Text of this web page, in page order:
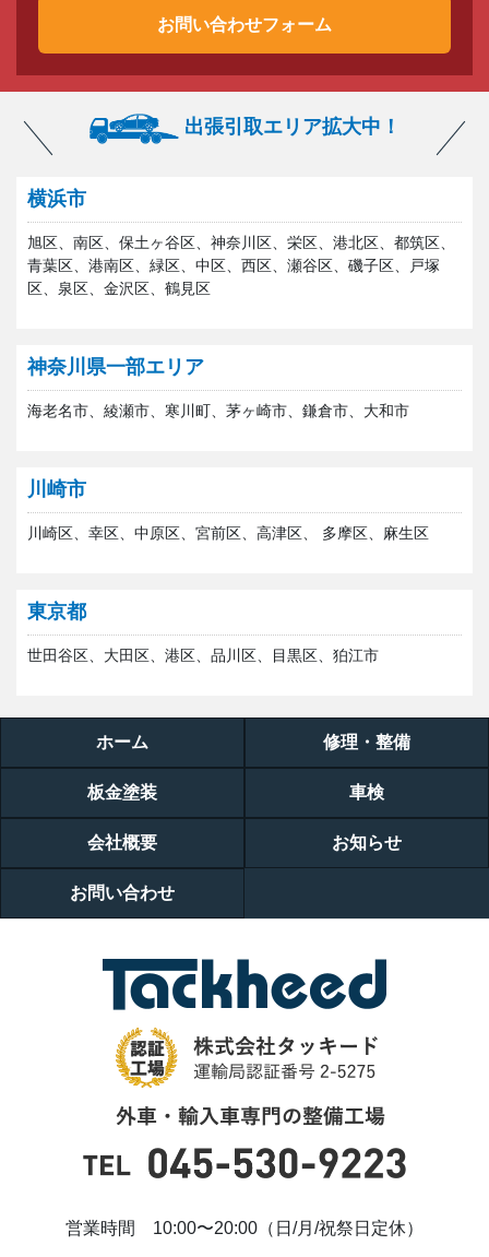
お問い合わせフォーム
出張引取エリア拡大中！
横浜市
旭区、南区、保土ヶ谷区、神奈川区、栄区、港北区、都筑区、
青葉区、港南区、緑区、中区、西区、瀬谷区、磯子区、戸塚
区、泉区、金沢区、鶴見区
神奈川県一部エリア
海老名市、綾瀬市、寒川町、茅ヶ崎市、鎌倉市、大和市
川崎市
川崎区、幸区、中原区、宮前区、高津区、 多摩区、麻生区
東京都
世田谷区、大田区、港区、品川区、目黒区、狛江市
営業時間 10:00〜20:00（日/月/祝祭日定休）
ホーム 修理・整備
板金塗装 車検
会社概要 お知らせ
お問い合わせ